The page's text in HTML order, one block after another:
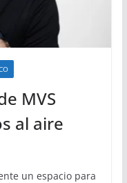
MVS
al aire
un espacio para